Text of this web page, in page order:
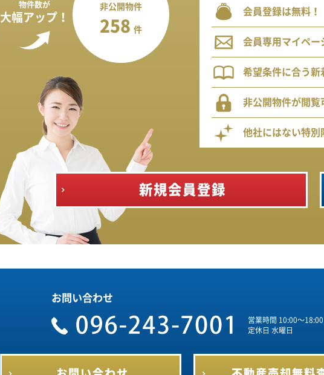
物件数が
大幅アップ！
非公開物件
258 件
会員登録は無料！
会員専用マイペー
希望条件に合う新
非公開物件が閲覧
他社にはない特別
新規会員登録
お問い合わせ
営業時間 10:00～18:00
定休日 水曜日